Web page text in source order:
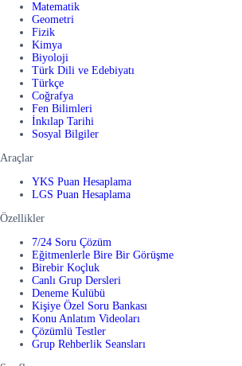
Matematik
Geometri
Fizik
Kimya
Biyoloji
Türk Dili ve Edebiyatı
Türkçe
Coğrafya
Fen Bilimleri
İnkılap Tarihi
Sosyal Bilgiler
Araçlar
YKS Puan Hesaplama
LGS Puan Hesaplama
Özellikler
7/24 Soru Çözüm
Eğitmenlerle Bire Bir Görüşme
Birebir Koçluk
Canlı Grup Dersleri
Deneme Kulübü
Kişiye Özel Soru Bankası
Konu Anlatım Videoları
Çözümlü Testler
Grup Rehberlik Seansları